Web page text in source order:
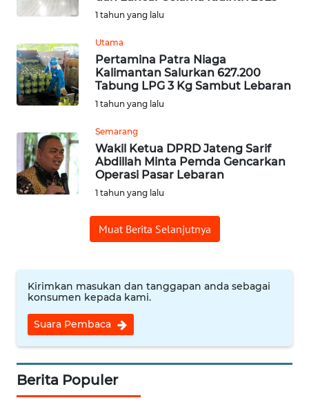
1 tahun yang lalu
Utama
Pertamina Patra Niaga
Kalimantan Salurkan 627.200
Tabung LPG 3 Kg Sambut Lebaran
1 tahun yang lalu
Semarang
Wakil Ketua DPRD Jateng Sarif
Abdillah Minta Pemda Gencarkan
Operasi Pasar Lebaran
1 tahun yang lalu
Muat Berita Selanjutnya
Kirimkan masukan dan tanggapan anda sebagai
konsumen kepada kami.
Suara Pembaca
Berita Populer
CIANJUR
WN
KEPULAUAN
SERIBU
WN
WN
BINJAI
WN
KUNINGAN
WN
MAJALENGKA